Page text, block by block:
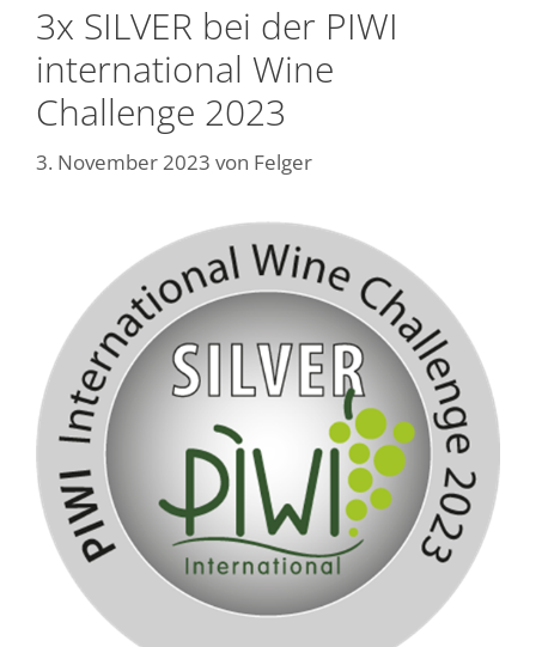
3x SILVER bei der PIWI
international Wine
Challenge 2023
3. November 2023 von Felger